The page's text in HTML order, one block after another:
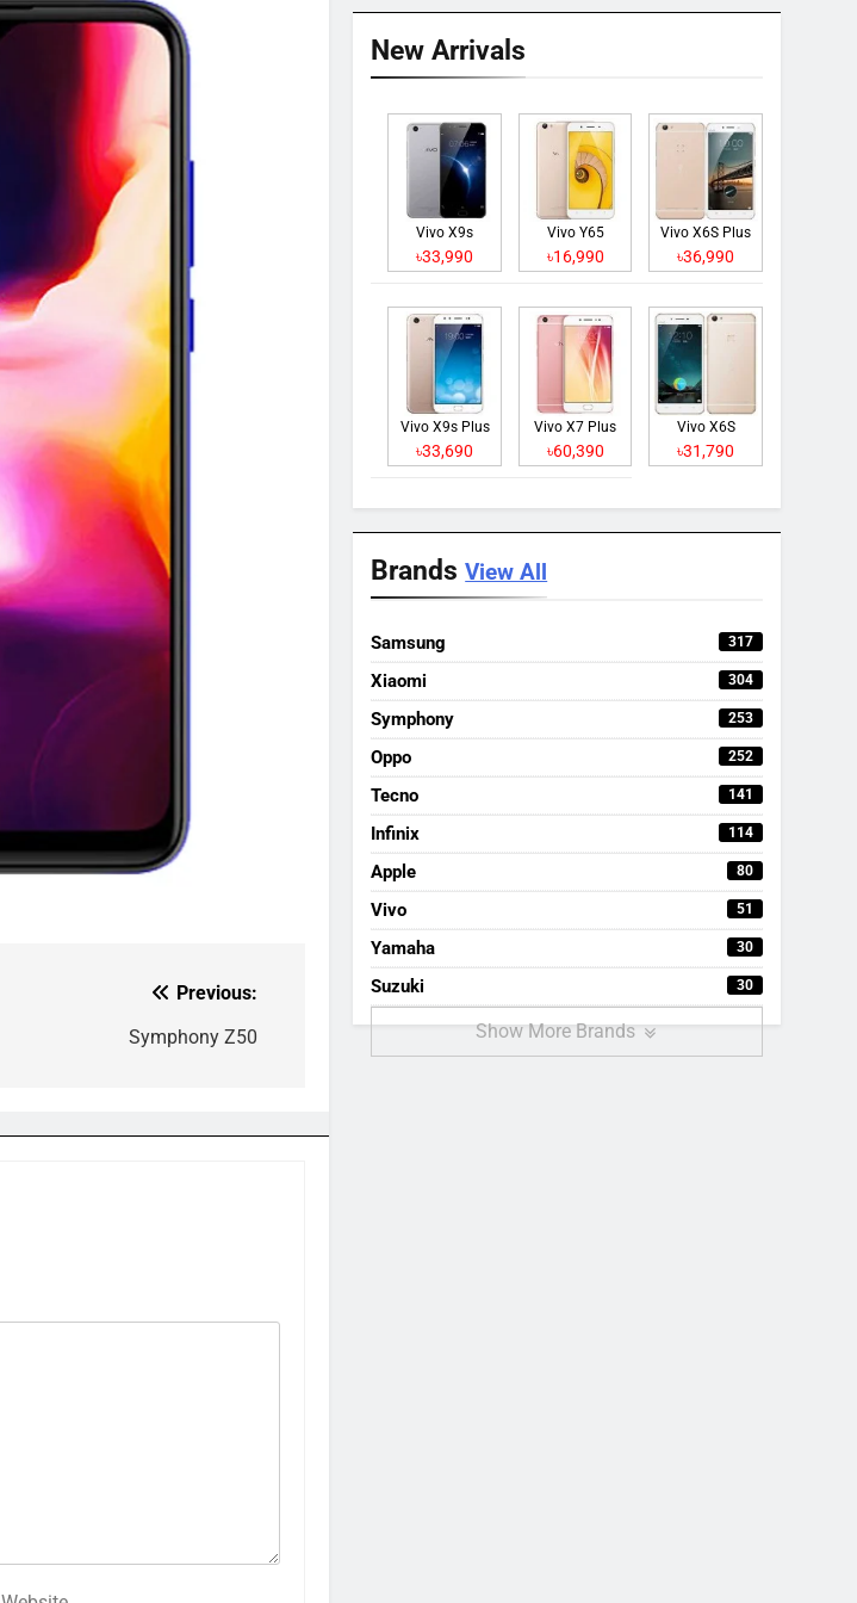
Previous:
Symphony Z50
New Arrivals
Vivo X9s
৳33,990
Vivo Y65
৳16,990
Vivo X6S Plus
৳36,990
Vivo X9s Plus
৳33,690
Vivo X7 Plus
৳60,390
Vivo X6S
৳31,790
BrandsView All
Samsung 317
Xiaomi 304
Symphony 253
Oppo 252
Tecno 141
Infinix 114
Apple 80
Vivo 51
Yamaha 30
Suzuki 30
Show More Brands